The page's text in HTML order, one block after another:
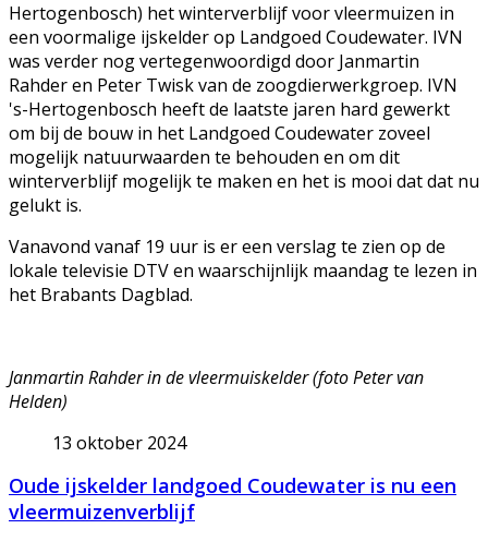
Hertogenbosch) het winterverblijf voor vleermuizen in
een voormalige ijskelder op Landgoed Coudewater. IVN
was verder nog vertegenwoordigd door Janmartin
Rahder en Peter Twisk van de zoogdierwerkgroep. IVN
's-Hertogenbosch heeft de laatste jaren hard gewerkt
om bij de bouw in het Landgoed Coudewater zoveel
mogelijk natuurwaarden te behouden en om dit
winterverblijf mogelijk te maken en het is mooi dat dat nu
gelukt is.
Vanavond vanaf 19 uur is er een verslag te zien op de
lokale televisie DTV en waarschijnlijk maandag te lezen in
het Brabants Dagblad.
Janmartin Rahder in de vleermuiskelder (foto Peter van
Helden)
13 oktober 2024
Oude ijskelder landgoed Coudewater is nu een
vleermuizenverblijf